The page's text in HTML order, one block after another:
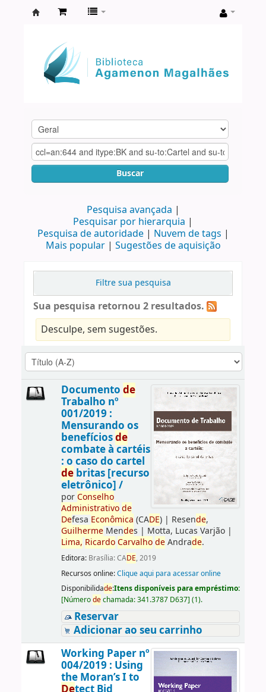
Agamenon
Magalhães
Buscar
Pesquisa avançada
Pesquisar por hierarquia
Pesquisa de autoridade
Nuvem de tags
Mais popular
Sugestões de aquisição
Filtre sua pesquisa
Sua pesquisa retornou 2 resultados.
Desculpe, sem sugestões.
Documento de
Trabalho nº
001/2019 :
Mensurando os
benefíciosde
combate à cartéis
: o caso do cartel
debritas [recurso
eletrônico] /
porConselho
Administrativo de
Defesa Econômica (CADE)| Resende,
GuilhermeMendes | Motta, Lucas Varjão|
Lima, Ricardo Carvalho deAndrade.
Editora: Brasília: CADE, 2019
Recursos online:Clique aqui para acessar online
Disponibilidade:Itens disponíveis para empréstimo:
[Númerodechamada:341.3787 D637] (1).
Reservar
Adicionar ao seu carrinho
Working Paper nº
004/2019 : Using
the Moran’s I to